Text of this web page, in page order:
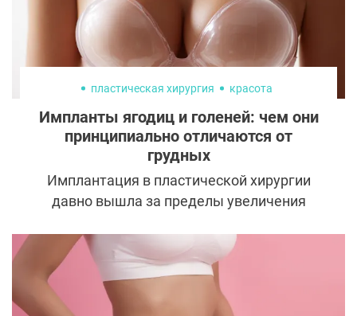
пластическая хирургия красота
Импланты ягодиц и голеней: чем они
принципиально отличаются от
грудных
Имплантация в пластической хирургии
давно вышла за пределы увеличения
импланты в ягодицы, голени, подбородок,
челюсть. При этом многие воспринимают
все импланты как единый класс изделий.
На практике между ними существуют